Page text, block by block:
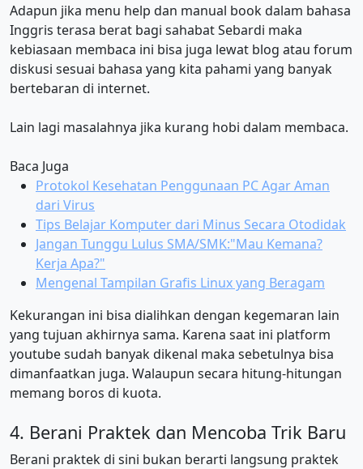
Adapun jika menu help dan manual book dalam bahasa
Inggris terasa berat bagi sahabat Sebardi maka
kebiasaan membaca ini bisa juga lewat blog atau forum
diskusi sesuai bahasa yang kita pahami yang banyak
bertebaran di internet.
Lain lagi masalahnya jika kurang hobi dalam membaca.
Baca Juga
Protokol Kesehatan Penggunaan PC Agar Aman
dari Virus
Tips Belajar Komputer dari Minus Secara Otodidak
Jangan Tunggu Lulus SMA/SMK:"Mau Kemana?
Kerja Apa?"
Mengenal Tampilan Grafis Linux yang Beragam
Kekurangan ini bisa dialihkan dengan kegemaran lain
yang tujuan akhirnya sama. Karena saat ini platform
youtube sudah banyak dikenal maka sebetulnya bisa
dimanfaatkan juga. Walaupun secara hitung-hitungan
memang boros di kuota.
4. Berani Praktek dan Mencoba Trik Baru
Berani praktek di sini bukan berarti langsung praktek